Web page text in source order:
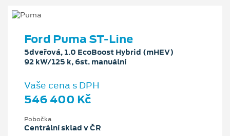
Ford Puma ST-Line
5dveřová, 1.0 EcoBoost Hybrid (mHEV)
92 kW/125 k, 6st. manuální
Vaše cena s DPH
546 400 Kč
Pobočka
Centrální sklad v ČR